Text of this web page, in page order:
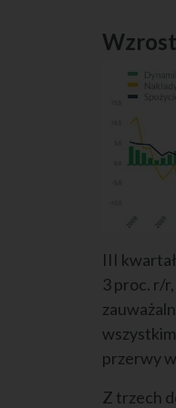
III
3 proc. r/
przerwy
Z trzech